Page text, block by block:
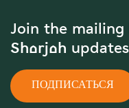
Join the
Sharjah updates
ПОДПИСАТЬСЯ